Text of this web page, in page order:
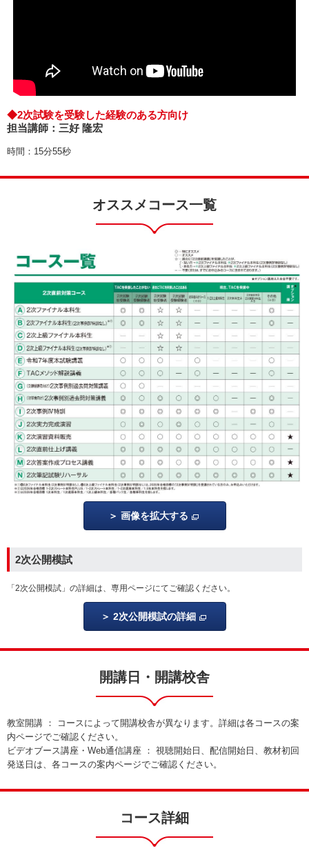
◆2次試験を受験した経験のある方向け
担当講師：三好 隆宏
時間：15分55秒
オススメコース一覧
画像を拡大する
2次公開模試
「2次公開模試」の詳細は、専用ページにてご確認ください。
2次公開模試の詳細
開講日・開講校舎
教室開講 ： コースによって開講校舎が異なります。詳細は各コースの案
内ページでご確認ください。
ビデオブース講座・Web通信講座 ： 視聴開始日、配信開始日、教材初回
発送日は、各コースの案内ページでご確認ください。
コース詳細